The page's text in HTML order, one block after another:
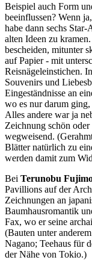
Beispiel auch Form
beeinflussen? Wenn
habe dann sechs
alten Ideen zu
bescheiden, mitunter
auf Papier - mit
Reisnägeleinstichen.
Souvenirs und
Eingeständnisse an
wo es nur darum
Alles andere war ja
Zeichnung schön
wegweisend.
Blätter natürlich zu
werden damit zum
Bei Terunobu
Pavillions auf der
Zeichnungen an
Baumhausromantik
Fax, wo er seine
(Bauten unter
Nagano; Teehaus für
der Nähe von Tokio.)